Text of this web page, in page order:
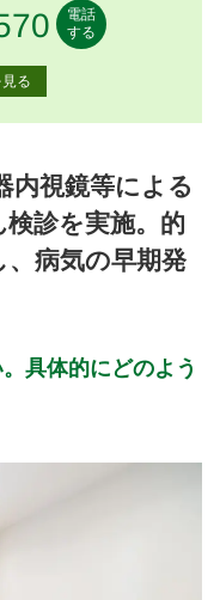
電話
する
る
●
●
● ●
内視鏡等による
診を実施。的
病気の早期発
具体的にどのよう